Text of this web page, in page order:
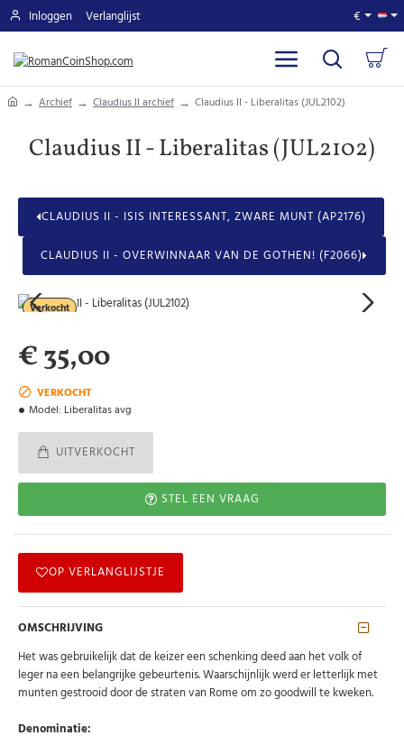
Inloggen Verlanglijst €
homeArchief Claudius II archief Claudius II - Liberalitas (JUL2102)
Claudius II - Liberalitas (JUL2102)
CLAUDIUS II - ISIS INTERESSANT, ZWARE MUNT (AP2176)
CLAUDIUS II - OVERWINNAAR VAN DE GOTHEN! (F2066)
Verkocht
VERKOCHT
Model: Liberalitas avg
€ 35,00
UITVERKOCHT
STEL EEN VRAAG
OP VERLANGLIJSTJE
OMSCHRIJVING
Het was gebruikelijk dat de keizer een schenking deed aan het volk of
leger na een belangrijke gebeurtenis. Waarschijnlijk werd er letterlijk met
munten gestrooid door de straten van Rome om zo goodwill te kweken.
Denominatie: